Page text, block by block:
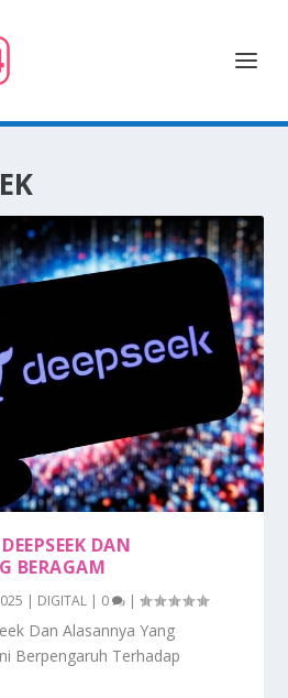
DAN
BERAGAM
| DIGITAL | 0 |
Dan Alasannya Yang
Berpengaruh Terhadap